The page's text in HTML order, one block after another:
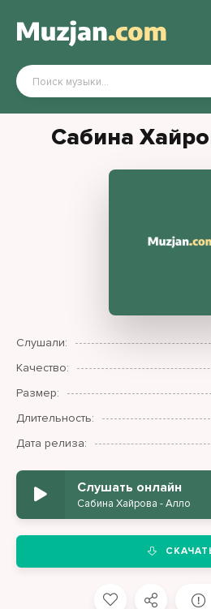
Сабина
Слушали:
Качество:
Размер:
Длительность:
Дата релиза:
Слушать онлайн
Сабина Хайрова - Алло